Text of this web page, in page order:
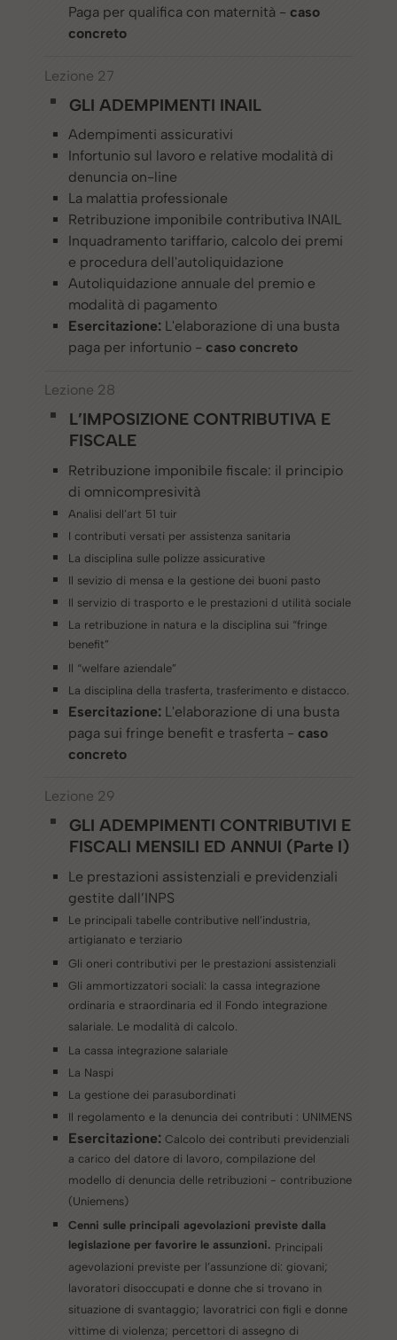
Paga per qualifica con maternità - caso
concreto
Lezione 27
GLI ADEMPIMENTI INAIL
Adempimenti assicurativi
Infortunio sul lavoro e relative modalità di
denuncia on-line
La malattia professionale
Retribuzione imponibile contributiva INAIL
Inquadramento tariffario, calcolo dei premi
e procedura dell'autoliquidazione
Autoliquidazione annuale del premio e
modalità di pagamento
Esercitazione: L'elaborazione di una busta
paga per infortunio -caso concreto
Lezione 28
L’IMPOSIZIONE CONTRIBUTIVA E
FISCALE
Retribuzione imponibile fiscale: il principio
di omnicompresività
Analisi dell’art 51 tuir
I contributi versati per assistenza sanitaria
La disciplina sulle polizze assicurative
Il sevizio di mensa e la gestione dei buoni pasto
Il servizio di trasporto e le prestazioni d utilità sociale
La retribuzione in natura e la disciplina sui “fringe
benefit”
Il “welfare aziendale”
La disciplina della trasferta, trasferimento e distacco.
Esercitazione: L'elaborazione di una busta
paga sui fringe benefit e trasferta -caso
concreto
Lezione 29
GLI ADEMPIMENTI CONTRIBUTIVI E
FISCALI MENSILI ED ANNUI (Parte I)
Le prestazioni assistenziali e previdenziali
gestite dall’INPS
Le principali tabelle contributive nell’industria,
artigianato e terziario
Gli oneri contributivi per le prestazioni assistenziali
Gli ammortizzatori sociali: la cassa integrazione
ordinaria e straordinaria ed il Fondo integrazione
salariale. Le modalità di calcolo.
La cassa integrazione salariale
La Naspi
La gestione dei parasubordinati
Il regolamento e la denuncia dei contributi : UNIMENS
Esercitazione:Calcolo dei contributi previdenziali
a carico del datore di lavoro, compilazione del
modello di denuncia delle retribuzioni - contribuzione
(Uniemens)
​​Cenni sulle principali agevolazioni previste dalla
legislazione per favorire le assunzioni. Principali
agevolazioni previste per l’assunzione di: giovani;
lavoratori disoccupati e donne che si trovano in
situazione di svantaggio; lavoratrici con figli e donne
vittime di violenza; percettori di assegno di